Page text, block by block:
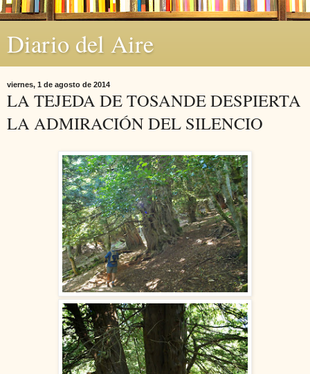
Diario del Aire
viernes, 1 de agosto de 2014
LA TEJEDA DE TOSANDE DESPIERTA
LA ADMIRACIÓN DEL SILENCIO